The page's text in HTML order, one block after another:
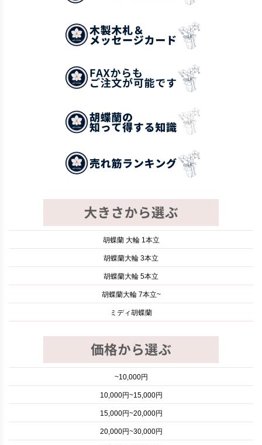
胡蝶蘭 大輪 1本立
胡蝶蘭大輪 3本立
胡蝶蘭大輪 5本立
胡蝶蘭大輪 7本立~
ミディ胡蝶蘭
~10,000円
10,000円~15,000円
15,000円~20,000円
20,000円~30,000円